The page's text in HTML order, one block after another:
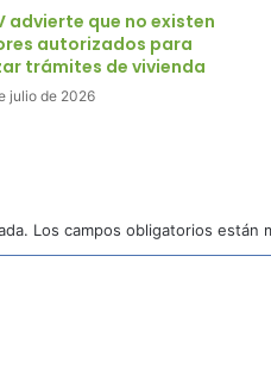
advierte que no existen
autorizados para
trámites de vivienda
julio de 2026
Los campos obligatorios están